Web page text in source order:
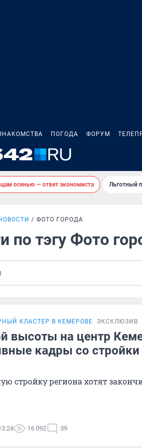
ПОГОДА ФОРУМ
осенью — ответ экономиста Льготный
ФОТО ГОРОДА
по тэгу Фото
КЛАСТЕР В КЕМЕРОВЕ ЭКСКЛЮЗИВ
высоты на центр
кадры со стройки
стройку региона хотят
16 092 39